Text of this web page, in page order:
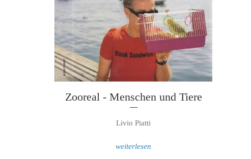
Zooreal - Menschen und Tiere
Livio Piatti
weiterlesen